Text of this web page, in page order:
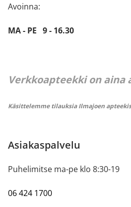
Avoinna:
MA - PE 9 - 16.30
Verkkoapteekki on aina
Käsittelemme tilauksia Ilmajoen
Asiakaspalvelu
Puhelimitse ma-pe klo 8:30-19
06 424 1700